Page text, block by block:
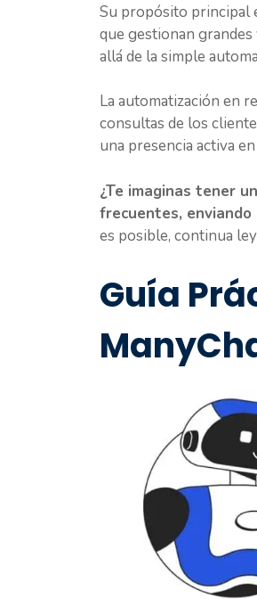
Su propósito principal
que gestionan
allá de la simple
La automatización en
consultas de los
una presencia activa
¿Te imaginas tener
frecuentes,
es posible, continua
Guía